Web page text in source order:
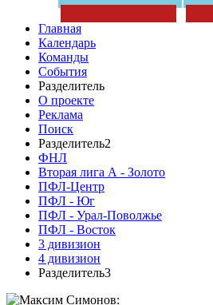
Главная
Календарь
Команды
События
Разделитель
О проекте
Реклама
Поиск
Разделитель2
ФНЛ
Вторая лига А - Золото
ПФЛ-Центр
ПФЛ - Юг
ПФЛ - Урал-Поволжье
ПФЛ - Восток
3 дивизион
4 дивизион
Разделитель3